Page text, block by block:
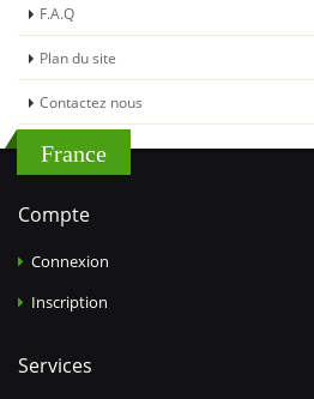
F.A.Q
Plan du site
Contactez nous
France
Compte
Connexion
Inscription
Services